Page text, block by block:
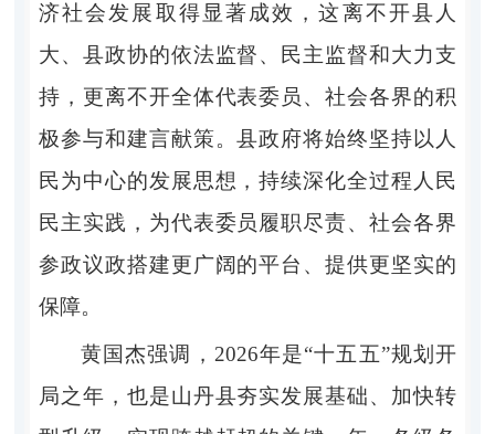
济社会发展取得显著成效，这离不开县人
大、县政协的依法监督、民主监督和大力支
持，更离不开全体代表委员、社会各界的积
极参与和建言献策。县政府将始终坚持以人
民为中心的发展思想，持续深化全过程人民
民主实践，为代表委员履职尽责、社会各界
参政议政搭建更广阔的平台、提供更坚实的
保障。
黄国杰强调，2026年是“十五五”规划开
局之年，也是山丹县夯实发展基础、加快转